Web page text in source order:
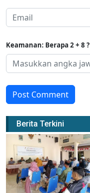
Keamanan: Berapa 2 + 8 ?
Post Comment
Berita Terkini